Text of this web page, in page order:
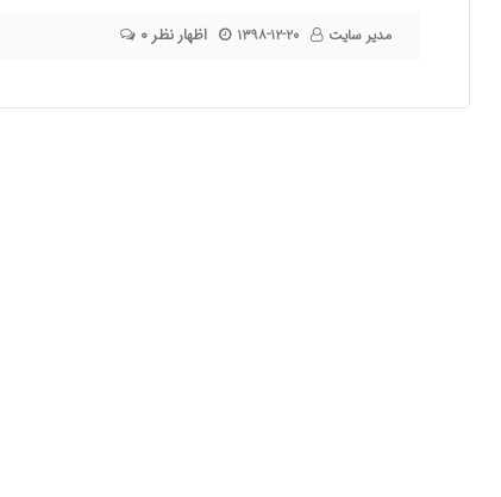
مدیر سایت ۱۳۹۸-۱۲-۲۰ ۰ اظهار نظر